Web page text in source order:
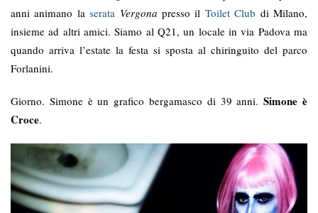
anni animano laserata Vergona presso il Toilet Club di Milano,
insieme ad altri amici. Siamo al Q21, un locale in via Padova ma
quando arriva l’estate la festa si sposta al chiringuito del parco
Forlanini.
Giorno. Simone è un grafico bergamasco di 39 anni.Simone è
Croce.